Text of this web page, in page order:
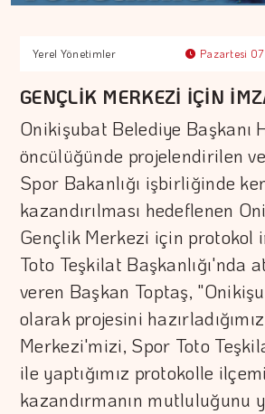
Yerel Yönetimler Pazartesi
GENÇLİK MERKEZİ İÇİN
Onikişubat Belediye Başkanı
öncülüğünde projelendirilen
Spor Bakanlığı işbirliğinde
kazandırılması hedeflenen
Gençlik Merkezi için protokol
Toto Teşkilat Başkanlığı'nda
veren Başkan Toptaş,
olarak projesini
Merkezi'mizi, Spor Toto
ile yaptığımız protokolle
kazandırmanın mutluluğunu